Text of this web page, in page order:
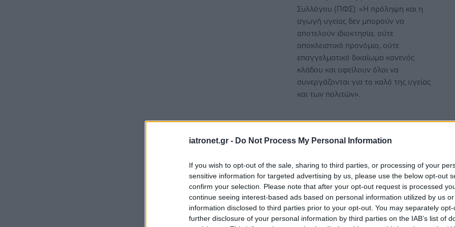
iatronet.gr - Do Not Process My Personal Information
If you wish to opt-out of the sale, sharing to third parties, or processing of your
sensitive information for targeted advertising by us, please use the below opt-out
confirm your selection. Please note that after your opt-out request is processed
continue seeing interest-based ads based on personal information utilized by us
information disclosed to third parties prior to your opt-out. You may separately
further disclosure of your personal information by third parties on the IAB’s list of
Συλλόγου (ΠΦΣ): «Η πρόληψη και η
αγωγή υγείας δεν μπορούν να
αποτελούν ιδιοκτησία, ούτε
αποκλειστικό προνόμιο, ούτε
επαγγελματικό δικαίωμα κανενός
κλάδου και οφείλουν όλοι να
συνεργάζονται για το καλό της υγείας
και των πολιτών».
Πώς θα αντιμετωπιστούν οι
προμήθειες του ΕΣΥ
Δημήτρης Νίκας, πρόεδρος Δ.Σ. του
Συνδέσμου Επιχειρήσεων Ιατρικών &
Βιοτεχνολογικών Προϊόντων (ΣΕΙΒ):
«Το παραδοσιακό μοντέλο